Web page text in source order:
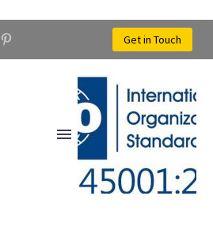
Get in Touch